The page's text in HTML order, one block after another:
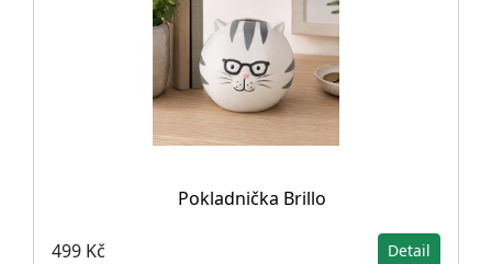
Pokladnička Brillo
499 Kč Detail